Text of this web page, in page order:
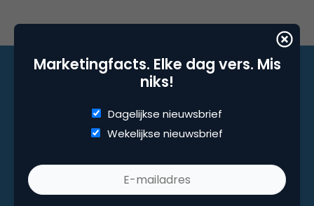
Marketingfacts. Elke dag vers. Mis
niks!
Dagelijkse nieuwsbrief
Wekelijkse nieuwsbrief
Marketingfacts. Elke dag vers. Mis niks!
Dagelijkse nieuwsbrief
Wekelijkse nieuwsbrief